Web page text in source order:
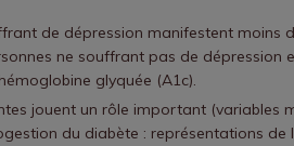
de dépression manifestent moins
ne souffrant pas de dépression
glyquée (A1c).
jouent un rôle important (variables
du diabète : représentations de